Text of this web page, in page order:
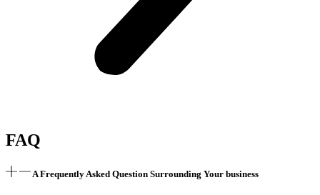
FAQ
A Frequently Asked Question Surrounding Your business